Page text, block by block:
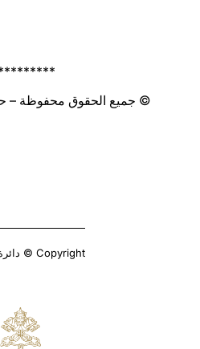
© جميع الحقوق محفوظة –
Copyright © دائرة الاتصالات